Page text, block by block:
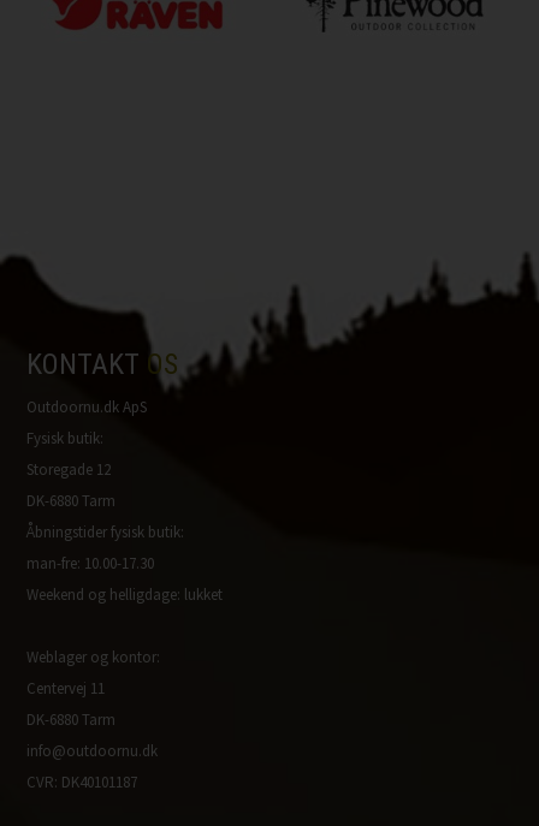
KONTAKT OS
Outdoornu.dk ApS
Fysisk butik:
Storegade 12
DK-6880 Tarm
Åbningstider fysisk butik:
man-fre: 10.00-17.30
Weekend og helligdage: lukket
Weblager og kontor:
Centervej 11
DK-6880 Tarm
info@outdoornu.dk
CVR: DK40101187